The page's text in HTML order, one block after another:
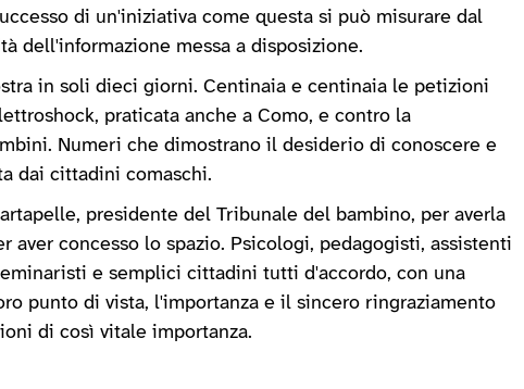
di un'iniziativa come questa si può misurare dal
dell'informazione messa a disposizione.
in soli dieci giorni. Centinaia e centinaia le petizioni
praticata anche a Como, e contro la
Numeri che dimostrano il desiderio di conoscere e
dai cittadini comaschi.
presidente del Tribunale del bambino, per averla
concesso lo spazio. Psicologi, pedagogisti, assistenti
e semplici cittadini tutti d'accordo, con una
punto di vista, l'importanza e il sincero ringraziamento
di così vitale importanza.